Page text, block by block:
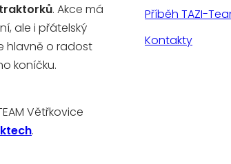
traktorků. Akce má
ale i přátelský
hlavně o radost
koníčku.
Větřkovice
.
Příběh TAZI-
Kontakty